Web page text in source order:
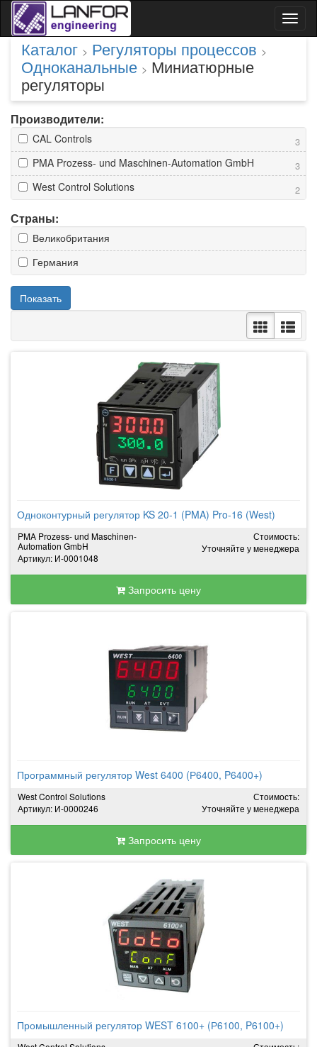
Каталог > Регуляторы процессов >
Одноканальные > Миниатюрные
регуляторы
Производители:
3
CAL Controls
3
PMA Prozess- und Maschinen-Automation GmbH
2
West Control Solutions
Страны:
Великобритания
Германия
Показать
Одноконтурный регулятор KS 20-1 (PMA) Pro-16 (West)
PMA Prozess- und Maschinen-
Automation GmbH
Артикул: И-0001048
Стоимость:
Уточняйте у менеджера
Запросить цену
Программный регулятор West 6400 (Р6400, P6400+)
West Control Solutions
Артикул: И-0000246
Стоимость:
Уточняйте у менеджера
Запросить цену
Промышленный регулятор WEST 6100+ (Р6100, P6100+)